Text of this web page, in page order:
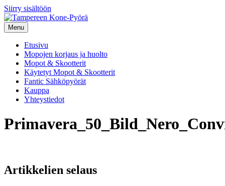
Siirry sisältöön
Menu
Etusivu
Mopojen korjaus ja huolto
Mopot & Skootterit
Käytetyt Mopot & Skootterit
Fantic Sähköpyörät
Kauppa
Yhteystiedot
Artikkelien selaus